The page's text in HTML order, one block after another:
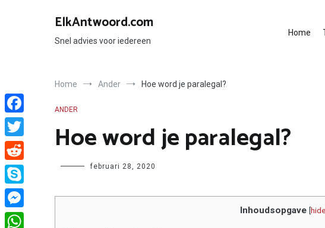
ElkAntwoord.com
Snel advies voor iedereen
Home
Home Ander Hoe word je paralegal?
ANDER
Hoe word je paralegal?
Author februari 28, 2020
Inhoudsopgave [hide
Facebook
Twitter
Reddit
Skype
Messenger